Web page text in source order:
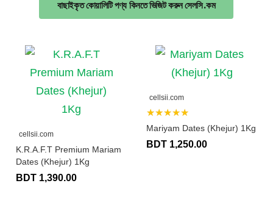
বাছাইকৃত কোয়ালিটি পণ্য কিনতে ভিজিট করুন সেলসি.কম
cellsii.com
K.R.A.F.T Premium Mariam
Dates (Khejur) 1Kg
BDT 1,390.00
cellsii.com
★★★★★
Mariyam Dates (Khejur) 1Kg
BDT 1,250.00